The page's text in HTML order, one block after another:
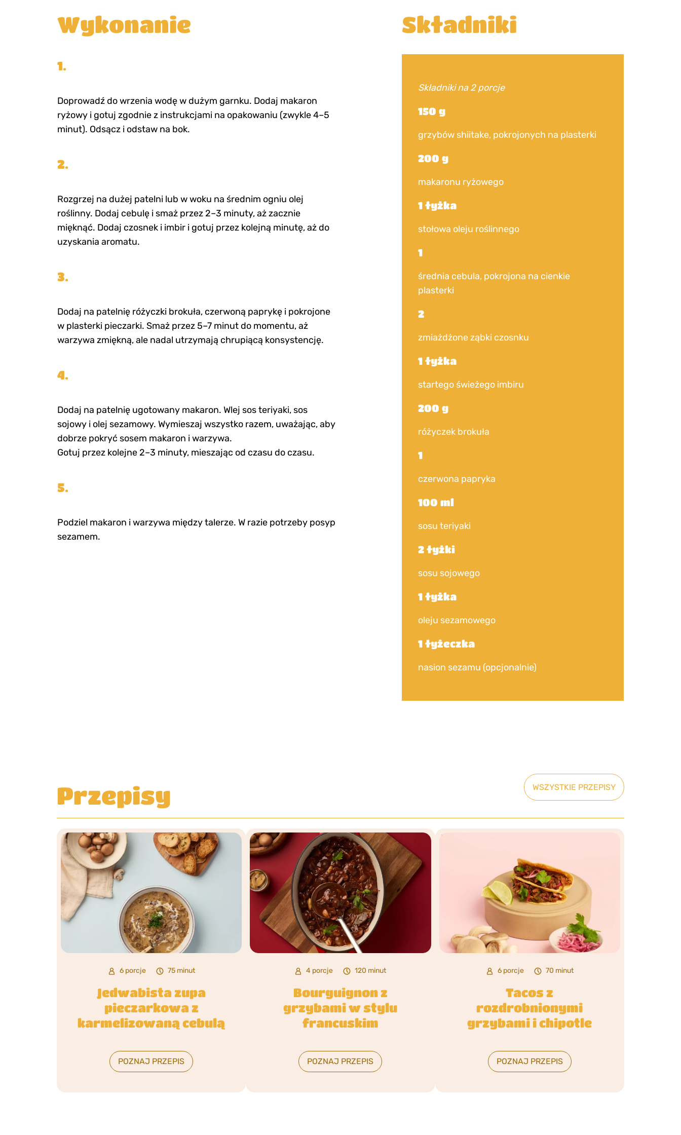
Wykonanie
1.
Doprowadź do wrzenia wodę w dużym garnku. Dodaj makaron
ryżowy i gotuj zgodnie z instrukcjami na opakowaniu (zwykle 4–5
minut). Odsącz i odstaw na bok.
2.
Rozgrzej na dużej patelni lub w woku na średnim ogniu olej
roślinny. Dodaj cebulę i smaż przez 2–3 minuty, aż zacznie
mięknąć. Dodaj czosnek i imbir i gotuj przez kolejną minutę, aż do
uzyskania aromatu.
3.
Dodaj na patelnię różyczki brokuła, czerwoną paprykę i pokrojone
w plasterki pieczarki. Smaż przez 5–7 minut do momentu, aż
warzywa zmiękną, ale nadal utrzymają chrupiącą konsystencję.
4.
Dodaj na patelnię ugotowany makaron. Wlej sos teriyaki, sos
sojowy i olej sezamowy. Wymieszaj wszystko razem, uważając, aby
dobrze pokryć sosem makaron i warzywa.
Gotuj przez kolejne 2–3 minuty, mieszając od czasu do czasu.
5.
Podziel makaron i warzywa między talerze. W razie potrzeby posyp
sezamem.
Składniki
Składniki na 2 porcje
150 g
grzybów shiitake, pokrojonych na plasterki
200 g
makaronu ryżowego
1 łyżka
stołowa oleju roślinnego
1
średnia cebula, pokrojona na cienkie
plasterki
2
zmiażdżone ząbki czosnku
1 łyżka
startego świeżego imbiru
200 g
różyczek brokuła
1
czerwona papryka
100 ml
sosu teriyaki
2 łyżki
sosu sojowego
1 łyżka
oleju sezamowego
1 łyżeczka
nasion sezamu (opcjonalnie)
Przepisy WSZYSTKIE PRZEPISY
6 porcje 75 minut
Jedwabista zupa
pieczarkowa z
karmelizowaną cebulą
POZNAJ PRZEPIS
4 porcje 120 minut
Bourguignon z
grzybami w stylu
francuskim
POZNAJ PRZEPIS
6 porcje 70 minut
Tacos z
rozdrobnionymi
grzybami i chipotle
POZNAJ PRZEPIS